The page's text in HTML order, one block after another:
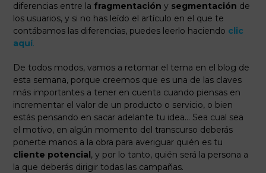
diferencias entre la fragmentación y segmentación de
los usuarios, y si no has leído el artículo en el que te
contábamos las diferencias, puedes leerlo haciendo clic
aquí.
De todos modos, vamos a retomar el tema en el blog de
esta semana, porque creemos que es una de las claves
más importantes a tener en cuenta cuando piensas en
incrementar el valor de un producto o servicio, o bien
estás pensando en sacar adelante tu idea… Sea cual sea
el motivo, en algún momento del transcurso deberás
ponerte manos a la obra para averiguar quién es tu
cliente potencial, y por lo tanto, quién será la persona a
la que deberás dirigir todas las campañas.